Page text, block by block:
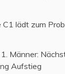
C1 lädt zum
Männer:
Aufstieg